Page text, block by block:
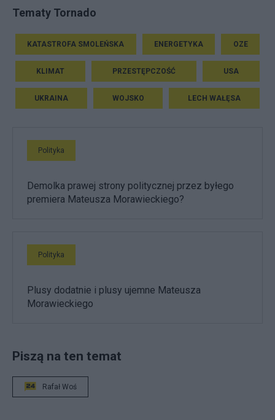
Tematy Tornado
KATASTROFA SMOLEŃSKA ENERGETYKA OZE
KLIMAT PRZESTĘPCZOŚĆ USA
UKRAINA WOJSKO LECH WAŁĘSA
Polityka
Demolka prawej strony politycznej przez byłego
premiera Mateusza Morawieckiego?
Polityka
Plusy dodatnie i plusy ujemne Mateusza
Morawieckiego
Piszą na ten temat
Rafał Woś